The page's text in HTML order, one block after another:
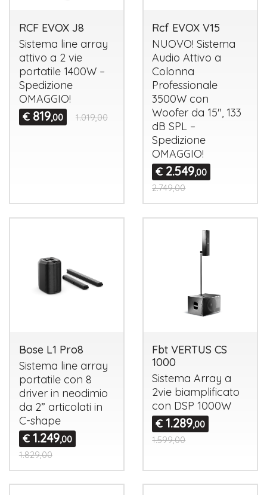
RCF EVOX J8
Sistema line array
attivo a 2 vie
portatile 1400W –
Spedizione
OMAGGIO!
€ 819,00 1.019,00
Rcf EVOX V15
NUOVO! Sistema
Audio Attivo a
Colonna
Professionale
3500W con
Woofer da 15", 133
dBSPL –
Spedizione
OMAGGIO!
€ 2.549,00
2.749,00
Bose L1 Pro8
Sistema line array
portatile con 8
driver in neodimio
da 2” articolati in
C-shape
€ 1.249,00
1.829,00
Fbt VERTUS CS
1000
Sistema Array a
2vie biamplificato
con DSP 1000W
€ 1.289,00
1.599,00